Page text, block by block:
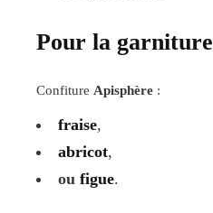
Pour la garniture
Confiture Apisphère :
fraise,
abricot,
oufigue.